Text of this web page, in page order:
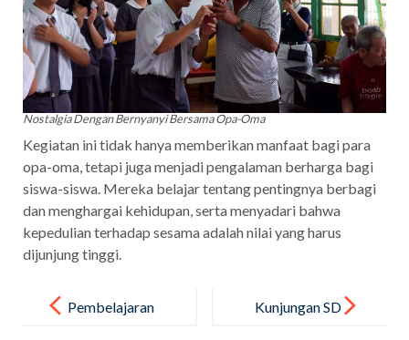
Nostalgia Dengan Bernyanyi Bersama Opa-Oma
Kegiatan ini tidak hanya memberikan manfaat bagi para
opa-oma, tetapi juga menjadi pengalaman berharga bagi
siswa-siswa. Mereka belajar tentang pentingnya berbagi
dan menghargai kehidupan, serta menyadari bahwa
kepedulian terhadap sesama adalah nilai yang harus
dijunjung tinggi.
navigationPembelajaran
Kunjungan SD